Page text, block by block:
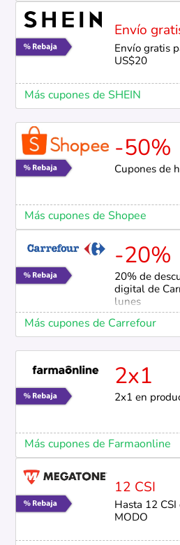
Envío
Envío gratis
US$20
Más cupones de SHEIN
-50%
Cupones de
Más cupones de Shopee
-20%
20% de
digital de
lunes
Más cupones de Carrefour
2x1
2x1 en
Más cupones de Farmaonline
12 CSI
Hasta 12
MODO